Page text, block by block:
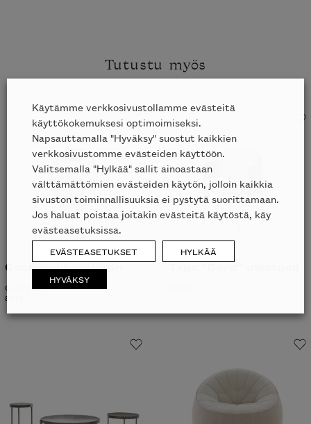
Tutustu myös
Cocoon ulkovalaisin
GLOSTER
851
Tape "Cord" ulkotuoli
Käytämme verkkosivustollamme evästeitä
käyttökokemuksesi optimoimiseksi.
Napsauttamalla "Hyväksy" suostut kaikkien
verkkosivustomme evästeiden käyttöön.
Valitsemalla "Hylkää" sallit ainoastaan
välttämättömien evästeiden käytön, jolloin kaikkia
sivuston toiminnallisuuksia ei pystytä suorittamaan.
Jos haluat poistaa joitakin evästeitä käytöstä, käy
evästeasetuksissa.
EVÄSTEASETUKSET HYLKÄÄ
HYVÄKSY